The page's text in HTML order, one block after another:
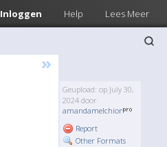
Inloggen Help Lees Meer
»
Geupload: op July 30,
2024 door
amandamelchior
Report
Other Formats